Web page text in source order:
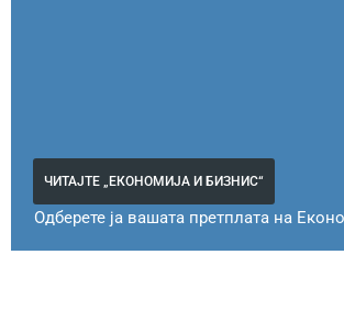
ЧИТАЈТЕ „ЕКОНОМИЈА И БИЗНИС“
Одберете ја вашата претплата на